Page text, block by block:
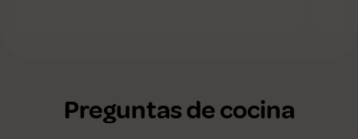
Preguntas de cocina